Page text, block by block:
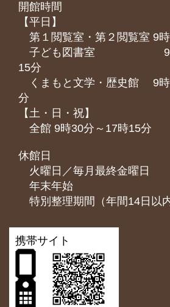
開館時間
【平日】
第１閲覧室・第２閲覧室 9
子ども図書室 9時
15分
くまもと⽂学・歴史館 9時
分
【土・日・祝】
全館 9時30分～17時15分
休館日
火曜日／毎月最終金曜日
年末年始
特別整理期間（年間14日以内
携帯サイト